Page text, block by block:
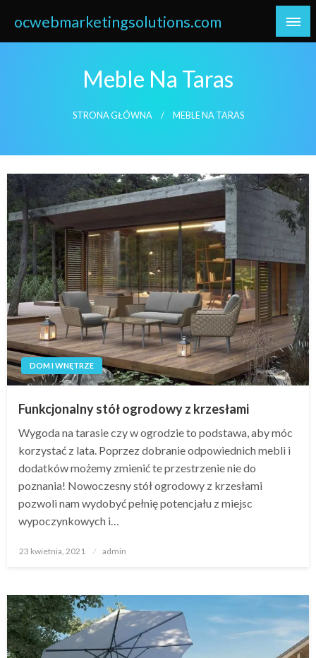
content
ocwebmarketingsolutions.com
Meble Na Taras
STRONA GŁÓWNA MEBLE NA TARAS
DOM I WNĘTRZE
Funkcjonalny stół ogrodowy z krzesłami
Wygoda na tarasie czy w ogrodzie to podstawa, aby móc
korzystać z lata. Poprzez dobranie odpowiednich mebli i
dodatków możemy zmienić te przestrzenie nie do
poznania! Nowoczesny stół ogrodowy z krzesłami
pozwoli nam wydobyć pełnię potencjału z miejsc
wypoczynkowych i…
Opublikowane
23 kwietnia, 2021 admin